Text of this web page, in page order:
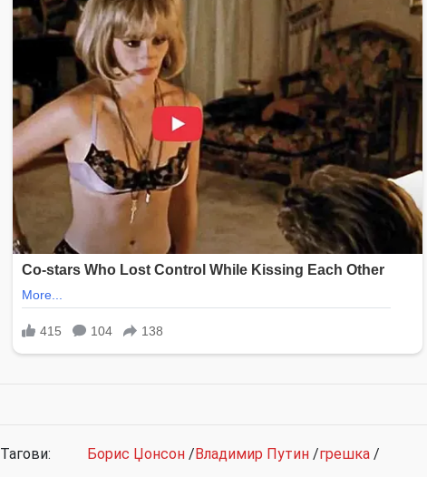
Тагови: Борис Џонсон / Владимир Путин /грешка /